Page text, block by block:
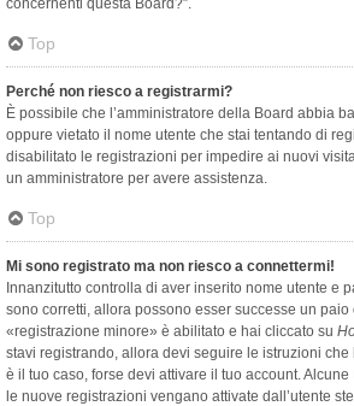
concernenti questa Board?”.
Top
Perché non riesco a registrarmi?
È possibile che l’amministratore della Board abbia
oppure vietato il nome utente che stai tentando di
disabilitato le registrazioni per impedire ai nuovi
un amministratore per avere assistenza.
Top
Mi sono registrato ma non riesco a connettermi!
Innanzitutto controlla di aver inserito nome utente e
sono corretti, allora possono esser successe un
«registrazione minore» è abilitato e hai cliccato su
stavi registrando, allora devi seguire le istruzioni che
è il tuo caso, forse devi attivare il tuo account.
le nuove registrazioni vengano attivate dall’utente